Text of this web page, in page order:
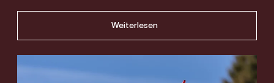
Weiterlesen